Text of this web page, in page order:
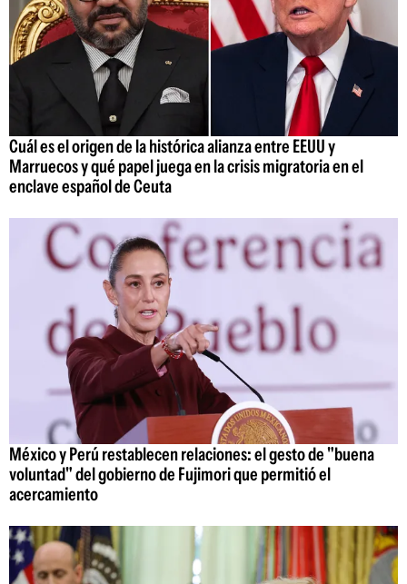
Cuál es el origen de la histórica alianza entre EEUU y
Marruecos y qué papel juega en la crisis migratoria en el
enclave español de Ceuta
México y Perú restablecen relaciones: el gesto de "buena
voluntad" del gobierno de Fujimori que permitió el
acercamiento